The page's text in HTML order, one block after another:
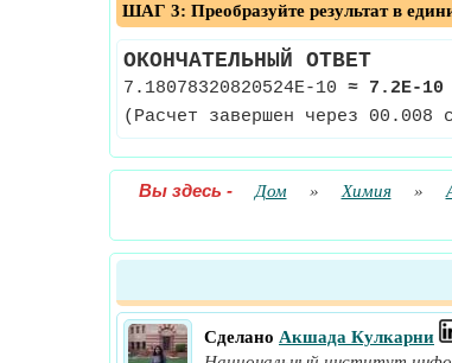
ШАГ 3: Преобразуйте результат в
ОКОНЧАТЕЛЬНЫЙ ОТВЕТ
7.18078320820524E-10 ≈ 7.2E-10
(Расчет завершен через 00.008
Вы здесь - Дом » Химия »
Сделано Акшада Кулкарни